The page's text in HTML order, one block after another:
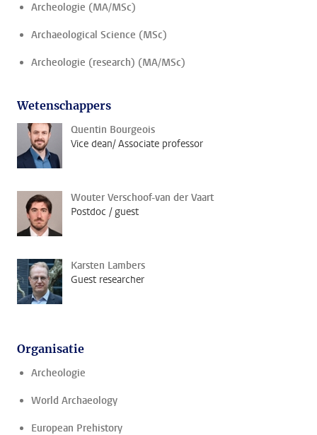
Archeologie (MA/MSc)
Archaeological Science (MSc)
Archeologie (research) (MA/MSc)
Wetenschappers
Quentin Bourgeois
Vice dean/ Associate professor
Wouter Verschoof-van der Vaart
Postdoc / guest
Karsten Lambers
Guest researcher
Organisatie
Archeologie
World Archaeology
European Prehistory